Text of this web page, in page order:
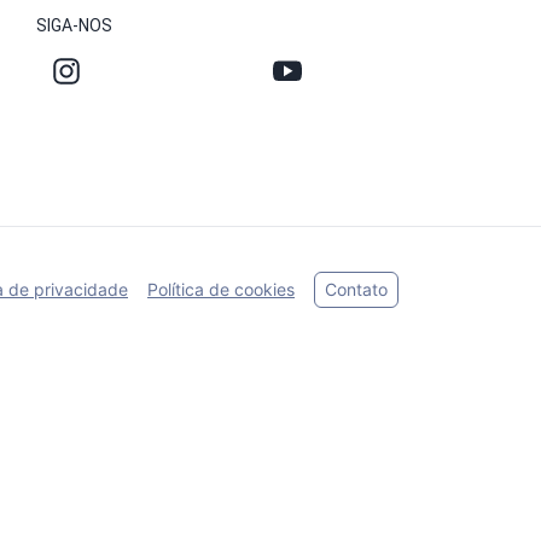
SIGA-NOS
de privacidade Política de cookies Contato